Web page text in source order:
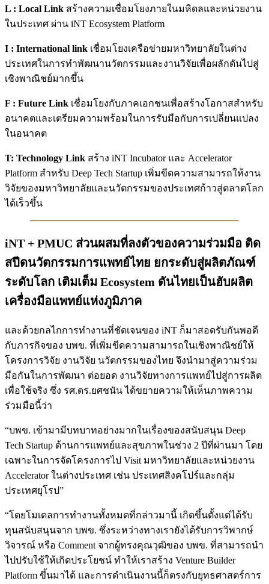
L : Local Link สร้างความเชื่อมโยงภายในมหิดลและหน่วยงาน
ในประเทศ ผ่าน iNT Ecosystem Platform
I : International link เชื่อมโยงเครือข่ายมหาวิทยาลัยในต่าง
ประเทศในการทำพัฒนานวัตกรรมและงานวิจัยเพื่อผลักดันไปสู่
เชิงพาณิชย์มากขึ้น
F : Future Link เชื่อมโยงกับภาคเอกชนเพื่อสร้างโอกาสสำหรับ
อนาคตและเตรียมความพร้อมในการรับมือกับการเปลี่ยนแปลง
ในอนาคต
T: Technology Link สร้าง iNT Incubator และ Accelerator
Platform สำหรับ Deep Tech Startup เพิ่มขีดความสามารถให้งาน
วิจัยของมหาวิทยาลัยและนวัตกรรมของประเทศก้าวสู่ตลาดโลก
ได้เร็วขึ้น
iNT + PMUC ส่วนผสมที่ลงตัวของความร่วมมือ ติด
สปีดนวัตกรรมการแพทย์ไทย ยกระดับสู่ผลิตภัณฑ์
ระดับโลก เติมเต็ม Ecosystem ดันไทยเป็นฮับผลิต
เครื่องมือแพทย์แห่งภูมิภาค
และด้วยกลไกการทำงานที่ชัดเจนของ iNT ก็มาสอดรับกันพอดี
กับภารกิจของ บพข. ที่เพิ่มขีดความสามารถในเชิงพาณิชย์ให้
โครงการวิจัย งานวิจัย นวัตกรรมของไทย จึงนำมาสู่ความร่วม
มือกันในการพัฒนา ต่อยอด งานวิจัยทางการแพทย์ไปสู่การผลิต
เพื่อใช้จริง ซึ่ง รศ.ดร.ยศชนัน ได้ขยายความให้เห็นภาพความ
ร่วมมือนี้ว่า
“บพข. เข้ามามีบทบาทอย่างมากในเรื่องของสนับสนุน Deep
Tech Startup ด้านการแพทย์และสุขภาพในช่วง 2 ปีที่ผ่านมา โดย
เฉพาะในการจัดโครงการไป Visit มหาวิทยาลัยและหน่วยงาน
Accelerator ในต่างประเทศ เช่น ประเทศสิงคโปร์และกลุ่ม
ประเทศยุโรป”
“โดยโมเดลการทำงานทั้งหมดที่กล่าวมานี้ เกิดขึ้นตั้งแต่ได้รับ
ทุนสนับสนุนจาก บพข. ซึ่งระหว่างทางเรายังได้รับการวิพากษ์
วิจารณ์ หรือ Comment จากผู้ทรงคุณวุฒิของ บพข. ที่สามารถนำ
ไปปรับใช้ให้เกิดประโยชน์ ทำให้เราสร้าง Venture Builder
Platform ขึ้นมาได้ และการดำเนินงานนี้ก็ตรงกับยุทธศาสตร์การ